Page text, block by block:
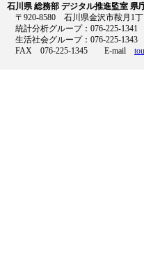
石川県 総務部 デジタル推進監室 県
〒920-8580 石川県金沢市鞍月1丁
統計分析グループ：076-225-
生活社会グループ：076-225-
FAX 076-225-1345 E-mail